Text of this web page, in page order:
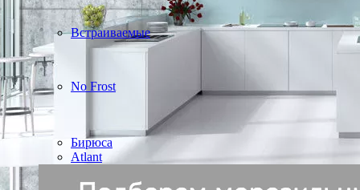
Встраиваемые
No Frost
Бирюса
Atlant